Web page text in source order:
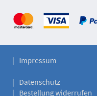
Impressum
Datenschutz
Bestellung widerrufen